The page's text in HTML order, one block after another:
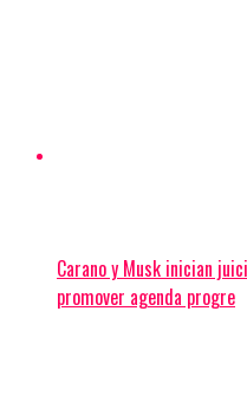
Carano y Musk inician
promover agenda progre